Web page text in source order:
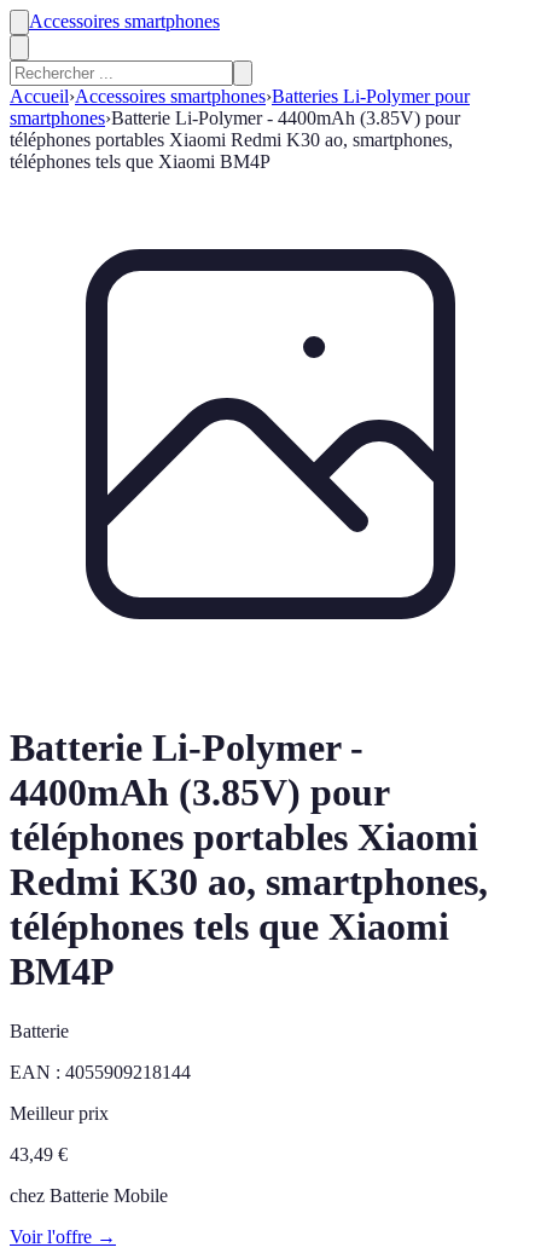
Accessoires smartphones
Accueil›Accessoires smartphones›Batteries Li-Polymer pour
smartphones›Batterie Li-Polymer - 4400mAh (3.85V) pour
téléphones portables Xiaomi Redmi K30 ao, smartphones,
téléphones tels que Xiaomi BM4P
Batterie Li-Polymer -
4400mAh (3.85V) pour
téléphones portables Xiaomi
Redmi K30 ao, smartphones,
téléphones tels que Xiaomi
BM4P
Batterie
EAN : 4055909218144
Meilleur prix
43,49 €
chez Batterie Mobile
Voir l'offre →